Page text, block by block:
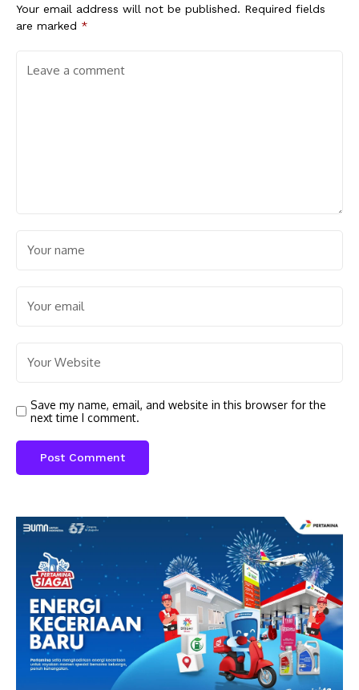
Your email address will not be published. Required fields
are marked *
Save my name, email, and website in this browser for the
next time I comment.